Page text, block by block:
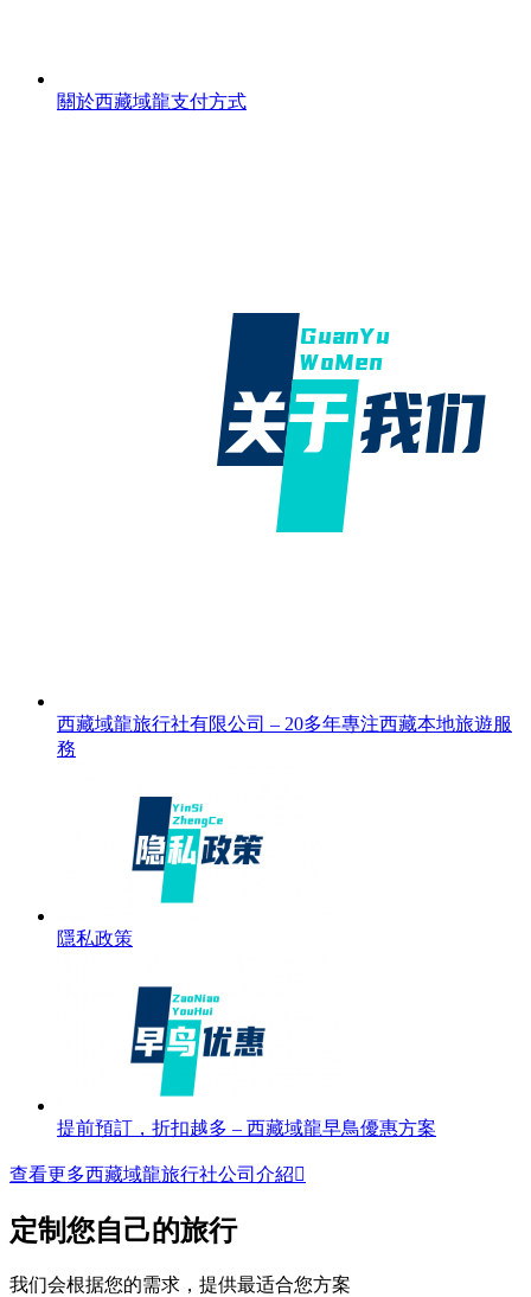
關於西藏域龍支付方式
西藏域龍旅行社有限公司 – 20多年專注西藏本地旅遊服
務
隱私政策
提前預訂，折扣越多 – 西藏域龍早鳥優惠方案
查看更多西藏域龍旅行社公司介紹
定制您自己的旅行
我们会根据您的需求，提供最适合您方案